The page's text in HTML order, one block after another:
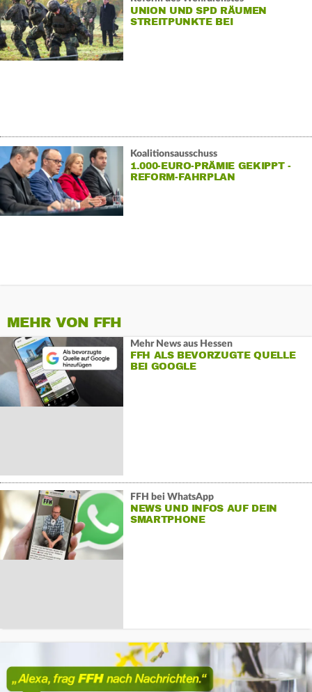
UNION UND SPD RÄUMEN
STREITPUNKTE BEI
Koalitionsausschuss
1.000-EURO-PRÄMIE GEKIPPT -
REFORM-FAHRPLAN
MEHR VON FFH
Mehr News aus Hessen
FFH ALS BEVORZUGTE QUELLE
BEI GOOGLE
FFH bei WhatsApp
NEWS UND INFOS AUF DEIN
SMARTPHONE